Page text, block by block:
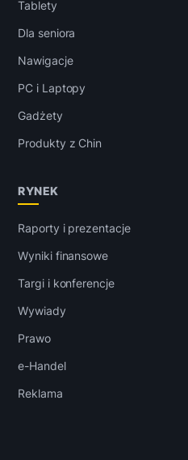
Tablety
Dla seniora
Nawigacje
PC i Laptopy
Gadżety
Produkty z Chin
RYNEK
Raporty i prezentacje
Wyniki finansowe
Targi i konferencje
Wywiady
Prawo
e-Handel
Reklama